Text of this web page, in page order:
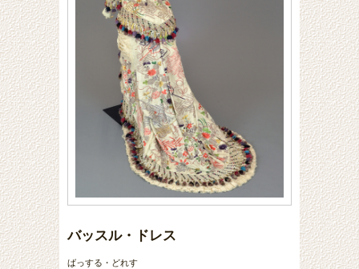
バッスル・ドレス
ばっする・どれす